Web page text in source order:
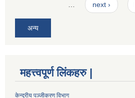
… next ›
अन्य
महत्त्वपूर्ण लिंकहरु |
केन्द्रीय पञ्जीकरण विभाग